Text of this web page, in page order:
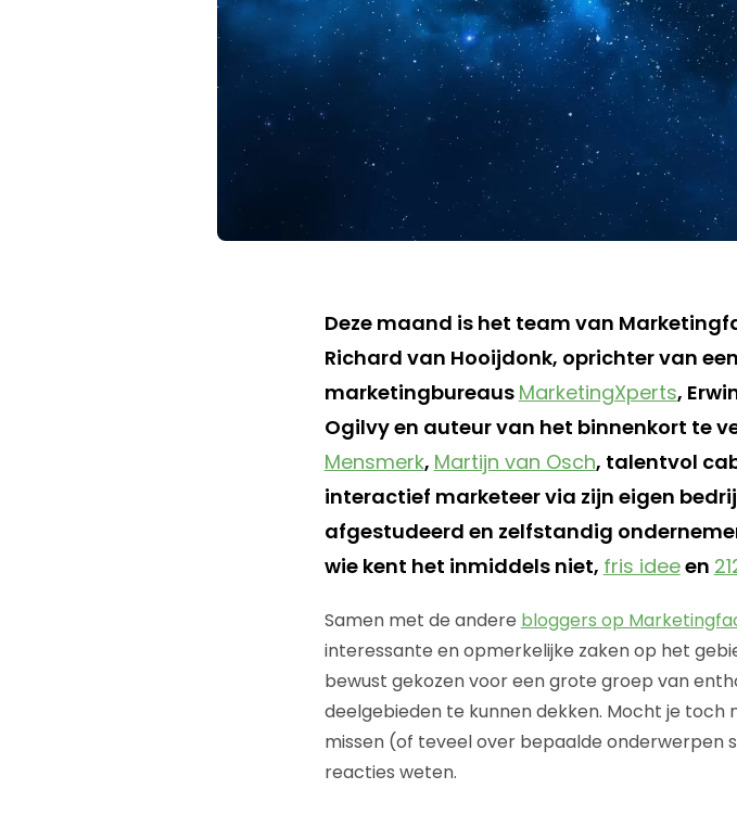
Deze maand is het team van
Richard van Hooijdonk, oprichter van
marketingbureaus MarketingXperts,
Ogilvy en auteur van het binnenkort te
Mensmerk, Martijn van Osch, talentvol
interactief marketeer via zijn eigen
afgestudeerd en zelfstandig
wie kent het inmiddels niet, fris ideeen
Samen met de andere bloggers op
interessante en opmerkelijke zaken op het
bewust gekozen voor een grote groep van
deelgebieden te kunnen dekken. Mocht je
missen (of teveel over bepaalde onderwerpen
reacties weten.